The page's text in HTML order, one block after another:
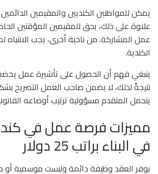
يمكن للمواطنين الكنديين والمقيمين
علاوة على ذلك، يحق للمقيمين المؤقتين
عمل المشاركة. من ناحية أخرى، يجب الانتباه
الكندية.
ينبغي فهم أن الحصول على تأشيرة عمل
نتيجةً لذلك، لا يضمن صاحب العمل التصريح
يتحمل المتقدم مسؤولية ترتيب أوضاعه
مميزات فرصة عمل في
في البناء براتب 25 دولار
يوفر العقد وظيفة دائمة وليست موسمية أو